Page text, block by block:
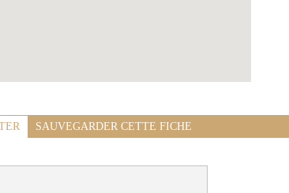
SAUVEGARDER CETTE FICHE